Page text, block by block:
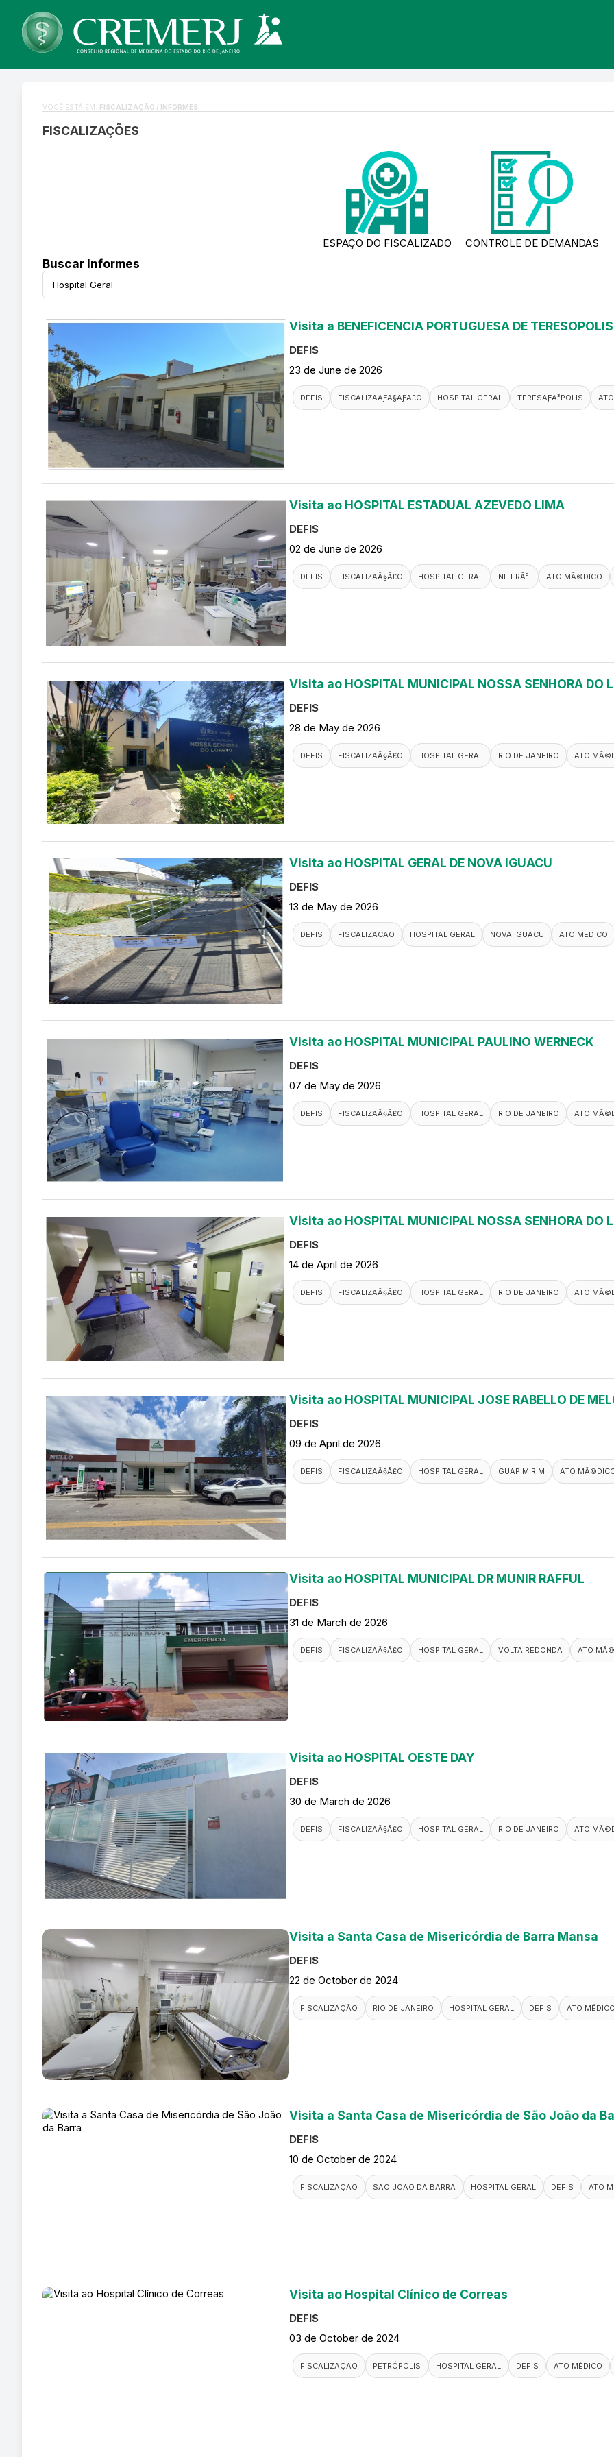
VOCÊ ESTÁ EM: FISCALIZAÇÃO / INFORMES
FISCALIZAÇÕES
ESPAÇO DO FISCALIZADO CONTROLE DE DEMANDAS
Buscar Informes
Visita a BENEFICENCIA PORTUGUESA DE TERESOPOLIS
DEFIS
23 de June de 2026
DEFIS FISCALIZAÃƑÂ§ÃƑÂ£O HOSPITAL GERAL TERESÃƑÂ³POLIS
Visita ao HOSPITAL ESTADUAL AZEVEDO LIMA
DEFIS
02 de June de 2026
DEFIS FISCALIZAÃ§Ã£O HOSPITAL GERAL NITERÃ³I ATO MÃ©DICO
Visita ao HOSPITAL MUNICIPAL NOSSA SENHORA DO
DEFIS
28 de May de 2026
DEFIS FISCALIZAÃ§Ã£O HOSPITAL GERAL RIO DE JANEIRO ATO
Visita ao HOSPITAL GERAL DE NOVA IGUACU
DEFIS
13 de May de 2026
DEFIS FISCALIZACAO HOSPITAL GERAL NOVA IGUACU ATO MEDICO
Visita ao HOSPITAL MUNICIPAL PAULINO WERNECK
DEFIS
07 de May de 2026
DEFIS FISCALIZAÃ§Ã£O HOSPITAL GERAL RIO DE JANEIRO ATO
Visita ao HOSPITAL MUNICIPAL NOSSA SENHORA DO
DEFIS
14 de April de 2026
DEFIS FISCALIZAÃ§Ã£O HOSPITAL GERAL RIO DE JANEIRO ATO
Visita ao HOSPITAL MUNICIPAL JOSE RABELLO DE
DEFIS
09 de April de 2026
DEFIS FISCALIZAÃ§Ã£O HOSPITAL GERAL GUAPIMIRIM ATO
Visita ao HOSPITAL MUNICIPAL DR MUNIR RAFFUL
DEFIS
31 de March de 2026
DEFIS FISCALIZAÃ§Ã£O HOSPITAL GERAL VOLTA REDONDA ATO
Visita ao HOSPITAL OESTE DAY
DEFIS
30 de March de 2026
DEFIS FISCALIZAÃ§Ã£O HOSPITAL GERAL RIO DE JANEIRO ATO
Visita a Santa Casa de Misericórdia de Barra Mansa
DEFIS
22 de October de 2024
FISCALIZAÇÃO RIO DE JANEIRO HOSPITAL GERAL DEFIS ATO MÉDICO
Visita a Santa Casa de Misericórdia de São João da
DEFIS
10 de October de 2024
FISCALIZAÇÃO SÃO JOÃO DA BARRA HOSPITAL GERAL DEFIS ATO
Visita ao Hospital Clínico de Correas
DEFIS
03 de October de 2024
FISCALIZAÇÃO PETRÓPOLIS HOSPITAL GERAL DEFIS ATO MÉDICO